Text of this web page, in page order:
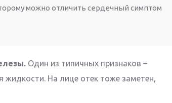
можно отличить сердечный симптом
Один из типичных признаков –
жидкости. На лице отек тоже заметен,